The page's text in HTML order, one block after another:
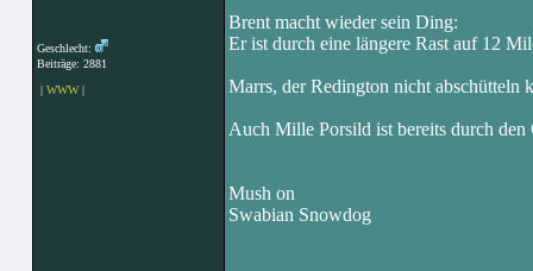
Geschlecht:
Beiträge: 2881
| WWW|
Brent macht wieder sein Ding:
Er ist durch eine längere Rast auf 12
Marrs, der Redington nicht
Auch Mille Porsild ist bereits durch den
Mush on
Swabian Snowdog